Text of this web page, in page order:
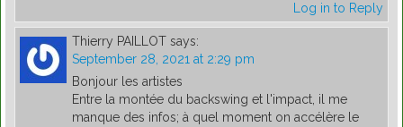
Log in to Reply
Thierry PAILLOT says:
September 28, 2021 at 2:29 pm
Bonjour les artistes
Entre la montée du backswing et l'impact, il me
manque des infos; à quel moment on accélère le